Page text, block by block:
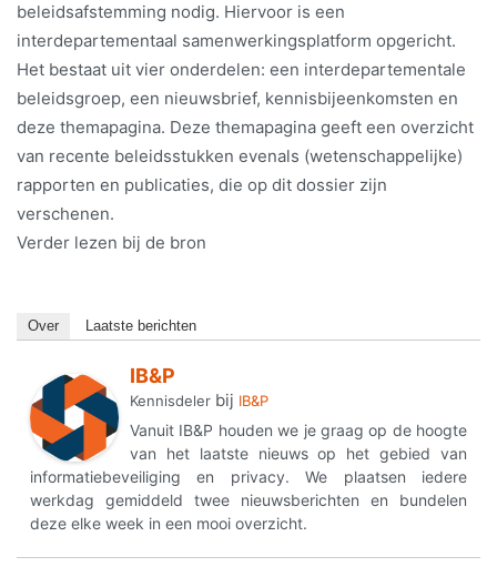
beleidsafstemming nodig. Hiervoor is een
interdepartementaal samenwerkingsplatform opgericht.
Het bestaat uit vier onderdelen: een interdepartementale
beleidsgroep, een nieuwsbrief, kennisbijeenkomsten en
deze themapagina. Deze themapagina geeft een overzicht
van recente beleidsstukken evenals (wetenschappelijke)
rapporten en publicaties, die op dit dossier zijn
verschenen.
Verder lezen bij de bron
Over Laatste berichten
IB&P
Kennisdeler bij IB&P
Vanuit IB&P houden we je graag op de hoogte
van het laatste nieuws op het gebied van
informatiebeveiliging en privacy. We plaatsen iedere
werkdag gemiddeld twee nieuwsberichten en bundelen
deze elke week in een mooi overzicht.